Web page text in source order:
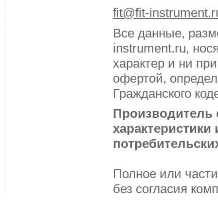
fit@fit-
Все данные,
instrument.ru,
характер и ни
офертой,
Гражданского
Производитель
Полное или
без согласия